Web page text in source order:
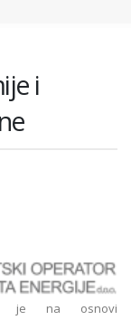
i
je na osnovi